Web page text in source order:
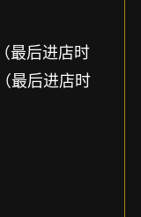
最后进店时
最后进店时